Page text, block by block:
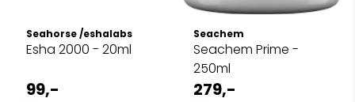
Seahorse /eshalabs
Esha 2000 - 20ml
99,-
Seachem
Seachem Prime -
250ml
279,-